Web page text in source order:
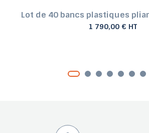
Lot de 40 bancs plastiques
1 790,00 € HT